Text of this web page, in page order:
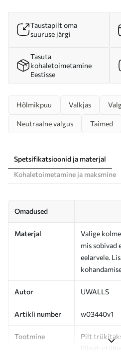
Taustapilt oma
suuruse järgi
Tasuta
kohaletoimetamine
Eestisse
Hõlmikpuu Valkjas
Neutraalne valgus Taimed
Spetsifikatsioonid ja materjal
Kohaletoimetamine ja maksmine
Omadused
Materjal
Valige
mis sobivad
eelarvele.
Autor UWALLS
Artikli number w03440v1
Tootmine
Pilt
lõigatud